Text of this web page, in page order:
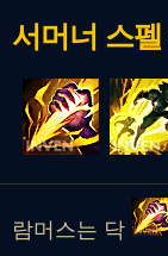
서머너 스펠
람머스는 닥